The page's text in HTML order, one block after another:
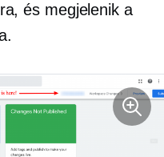
és megjelenik a